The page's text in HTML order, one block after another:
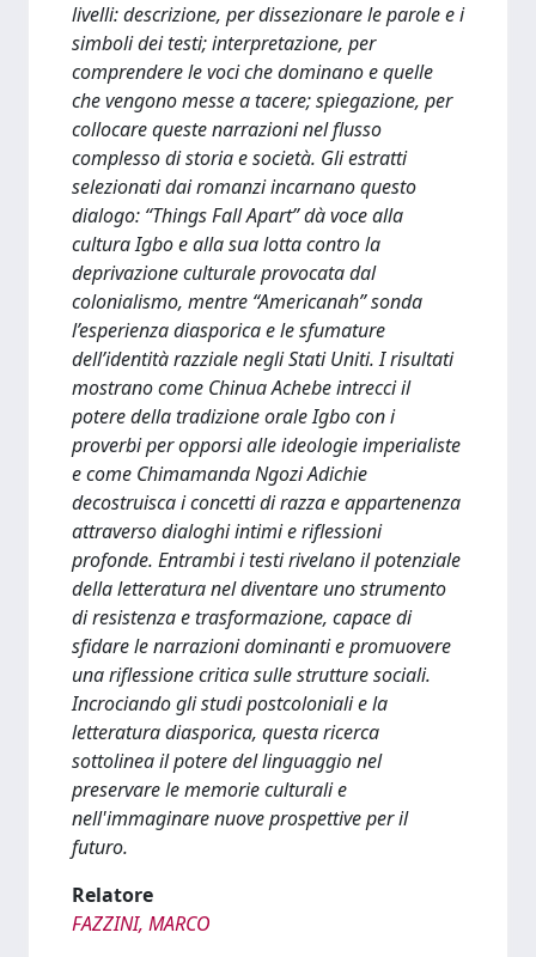
livelli: descrizione, per dissezionare le parole e i
simboli dei testi; interpretazione, per
comprendere le voci che dominano e quelle
che vengono messe a tacere; spiegazione, per
collocare queste narrazioni nel flusso
complesso di storia e società. Gli estratti
selezionati dai romanzi incarnano questo
dialogo: “Things Fall Apart” dà voce alla
cultura Igbo e alla sua lotta contro la
deprivazione culturale provocata dal
colonialismo, mentre “Americanah” sonda
l’esperienza diasporica e le sfumature
dell’identità razziale negli Stati Uniti. I risultati
mostrano come Chinua Achebe intrecci il
potere della tradizione orale Igbo con i
proverbi per opporsi alle ideologie imperialiste
e come Chimamanda Ngozi Adichie
decostruisca i concetti di razza e appartenenza
attraverso dialoghi intimi e riflessioni
profonde. Entrambi i testi rivelano il potenziale
della letteratura nel diventare uno strumento
di resistenza e trasformazione, capace di
sfidare le narrazioni dominanti e promuovere
una riflessione critica sulle strutture sociali.
Incrociando gli studi postcoloniali e la
letteratura diasporica, questa ricerca
sottolinea il potere del linguaggio nel
preservare le memorie culturali e
nell'immaginare nuove prospettive per il
futuro.
Relatore
FAZZINI, MARCO